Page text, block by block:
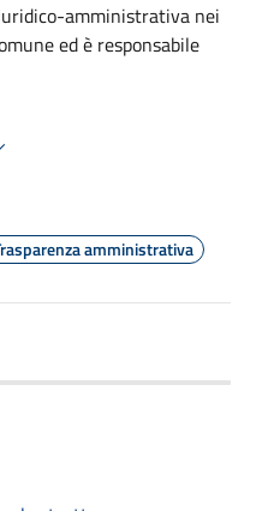
amministrativa nei
ed è responsabile
amministrativa